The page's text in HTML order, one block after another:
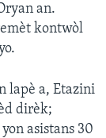
an.
kontwòl
lapè a, Etazini
dirèk;
asistans 30